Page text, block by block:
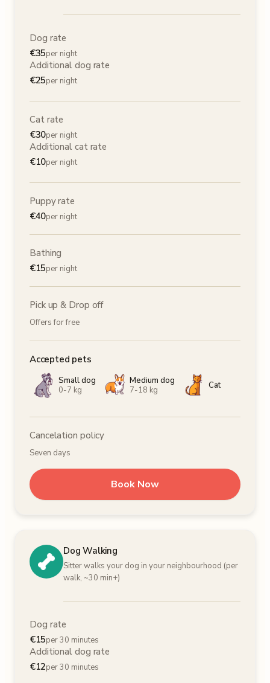
Dog rate
€35per night
Additional dog rate
€25per night
Cat rate
€30per night
Additional cat rate
€10per night
Puppy rate
€40per night
Bathing
€15per night
Pick up & Drop off
Offers for free
Accepted pets
Small dog
0-7 kg
Medium dog
7-18 kg
Cat
Cancelation policy
Seven days
Book Now
Dog Walking
Sitter walks your dog in your neighbourhood (per
walk, ~30 min+)
Dog rate
€15per 30 minutes
Additional dog rate
€12per 30 minutes